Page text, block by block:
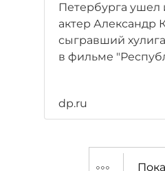
Петербурга ушел
актер Александр
сыгравший
в фильме
dp.ru